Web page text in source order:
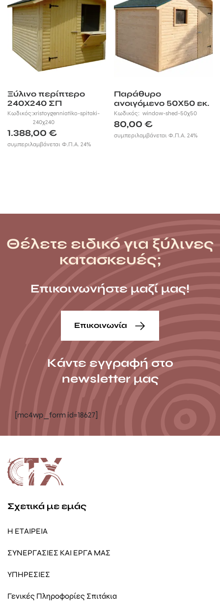
Ξύλινο περίπτερο
240Χ240 ΣΠ
Κωδικός:xristoygenniatiko-spitaki-
240χ240
1.388,00 €
συμπεριλαμβάνεται Φ.Π.Α. 24%
Παράθυρο
ανοιγόμενο 50Χ50 εκ.
Κωδικός:window-shed-50χ50
80,00€
συμπεριλαμβάνεται Φ.Π.Α. 24%
Θέλετε ειδικό για ξύλινες
κατασκευές;
Επικοινωνήστε μαζί μας!
Επικοινωνία
Κάντε εγγραφή στο
newsletter μας
[mc4wp_form id=18627]
Σχετικά με εμάς
Η ΕΤΑΙΡΕΙΑ
ΣΥΝΕΡΓΑΣΙΕΣ ΚΑΙ ΕΡΓΑ ΜΑΣ
ΥΠΗΡΕΣΙΕΣ
Γενικές Πληροφορίες Σπιτάκια